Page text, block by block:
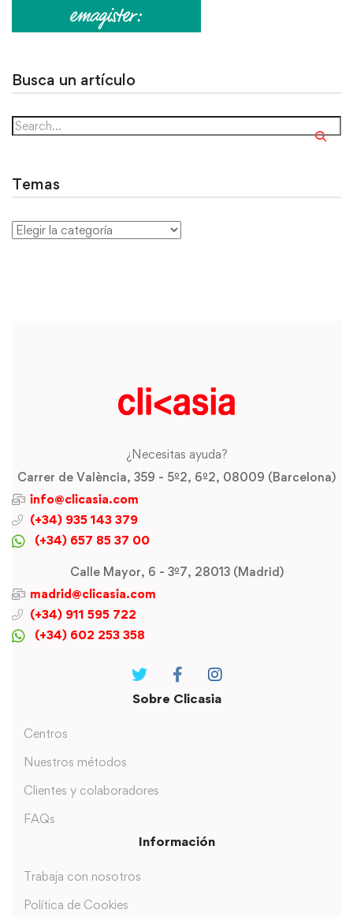
Busca un artículo
Temas
¿Necesitas ayuda?
Carrer de València, 359 - 5º2, 6º2, 08009 (Barcelona)
info@clicasia.com
(+34) 935 143 379
(+34) 657 85 37 00
Calle Mayor, 6 - 3º7, 28013 (Madrid)
madrid@clicasia.com
(+34) 911 595 722
(+34) 602 253 358
Sobre Clicasia
Centros
Nuestros métodos
Clientes y colaboradores
FAQs
Información
Trabaja con nosotros
Política de Cookies